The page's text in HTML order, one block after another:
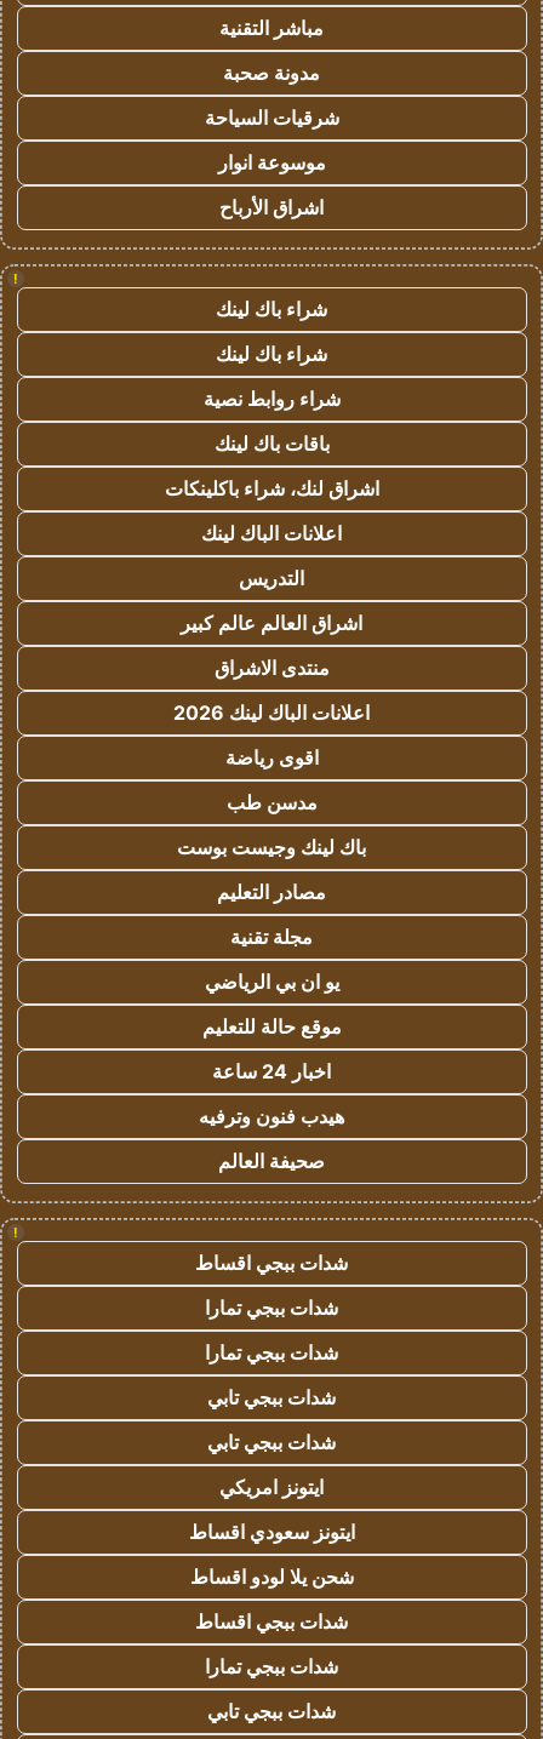
مباشر التقنية
مدونة صحبة
شرقيات السياحة
موسوعة انوار
اشراق الأرباح
!
شراء باك لينك
شراء باك لينك
شراء روابط نصية
باقات باك لينك
اشراق لنك، شراء باكلينكات
اعلانات الباك لينك
التدريس
اشراق العالم عالم كبير
منتدى الاشراق
اعلانات الباك لينك 2026
اقوى رياضة
مدسن طب
باك لينك وجيست بوست
مصادر التعليم
مجلة تقنية
يو ان بي الرياضي
موقع حالة للتعليم
اخبار 24 ساعة
هيدب فنون وترفيه
صحيفة العالم
!
شدات ببجي اقساط
شدات ببجي تمارا
شدات ببجي تمارا
شدات ببجي تابي
شدات ببجي تابي
ايتونز امريكي
ايتونز سعودي اقساط
شحن يلا لودو اقساط
شدات ببجي اقساط
شدات ببجي تمارا
شدات ببجي تابي